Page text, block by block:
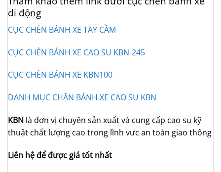
di động
CỤC CHÈN BÁNH XE TAY CẦM
CỤC CHÈN BÁNH XE CAO SU KBN-245
CỤC CHÈN BÁNH XE KBN100
DANH MỤC CHẶN BÁNH XE CAO SU KBN
KBN là đơn vị chuyên sản xuất và cung cấp cao su kỹ
thuật chất lượng cao trong lĩnh vưc an toàn giao thông
Liên hệ để được giá tốt nhất